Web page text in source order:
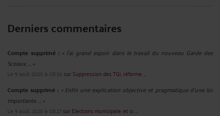
Derniers commentaires
Compte supprimé : « J'ai grand espoir dans le travail du nouveau Garde des
Sceaux, ... »
Le 9 août 2020 à 08:36 sur Suppression des TGI, réforme ...
Compte supprimé : « Enfin une explication objective et pragmatique d'une loi
importante. ... »
Le 9 août 2020 à 08:27sur Elections municipale: et si ...